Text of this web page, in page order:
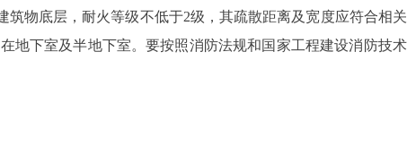
物底层，耐火等级不低于2级，其疏散距离及宽度应符合相
地下室及半地下室。要按照消防法规和国家工程建设消防技